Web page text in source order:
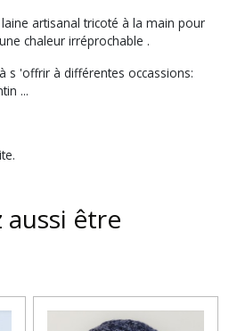
artisanal tricoté à la main pour
chaleur irréprochable .
s 'offrir à différentes occassions:
...
être